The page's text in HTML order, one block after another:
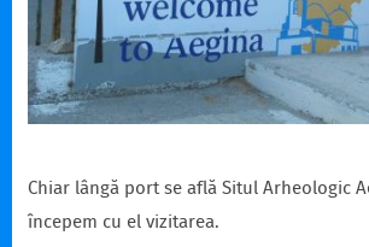
Chiar lângă port se află Situl Arheologic
începem cu el vizitarea.